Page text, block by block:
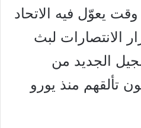
يعوّل فيه الاتحاد
الانتصارات لبث
الجديد من
تألقهم منذ يورو